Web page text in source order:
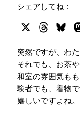
シェアしてね：
Threads
突然ですが、わ
それでも、お茶
和室の雰囲気も
験者でも、着物
嬉しいですよね。